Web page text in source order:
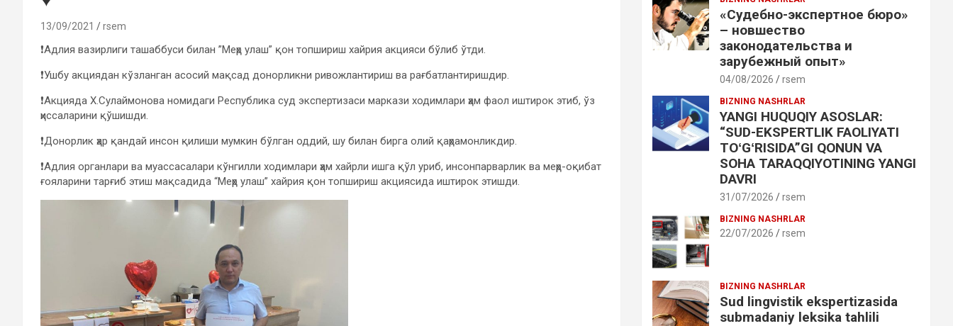
13/09/2021 rsem
❗️Адлия вазирлиги ташаббуси билан ”Меҳр улаш” қон топшириш хайрия акцияси бўлиб ўтди.
❗️Ушбу акциядан кўзланган асосий мақсад донорликни ривожлантириш ва рағбатлантиришдир.
❗️Акцияда Х.Сулаймонова номидаги Республика суд экспертизаси маркази ходимлари ҳам фаол иштирок этиб, ўз
ҳиссаларини қўшишди.
❗️Донорлик ҳар қандай инсон қилиши мумкин бўлган оддий, шу билан бирга олий қаҳрамонликдир.
❗️Адлия органлари ва муассасалари кўнгилли ходимлари ҳам хайрли ишга қўл уриб, инсонпарварлик ва меҳр-оқибат
ғояларини тарғиб этиш мақсадида “Меҳр улаш” хайрия қон топшириш акциясида иштирок этишди.
«Судебно-экспертное бюро»
– новшество
законодательства и
зарубежный опыт»
04/08/2026 rsem
BIZNING NASHRLAR
YANGI HUQUQIY ASOSLAR:
“SUD-EKSPERTLIK FAOLIYATI
TOʻGʻRISIDA”GI QONUN VA
SOHA TARAQQIYOTINING YANGI
DAVRI
31/07/2026 rsem
BIZNING NASHRLAR
22/07/2026 rsem
BIZNING NASHRLAR
Sud lingvistik ekspertizasida
submadaniy leksika tahlili